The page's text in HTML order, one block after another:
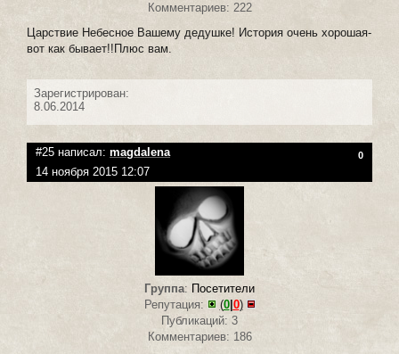
Комментариев: 222
Царствие Небесное Вашему дедушке! История очень хорошая-
вот как бывает!!Плюс вам.
Зарегистрирован:
8.06.2014
#25 написал: magdalena 0
14 ноября 2015 12:07
Группа: Посетители
Репутация:
(0| 0)
Публикаций: 3
Комментариев: 186